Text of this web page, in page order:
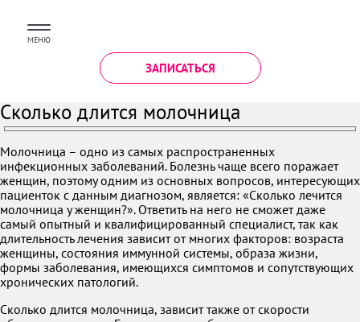
МЕНЮ
ЗАПИСАТЬСЯ
Сколько длится молочница
Молочница – одно из самых распространенных
инфекционных заболеваний. Болезнь чаще всего поражает
женщин, поэтому одним из основных вопросов, интересующих
пациенток с данным диагнозом, является: «Сколько лечится
молочница у женщин?». Ответить на него не сможет даже
самый опытный и квалифицированный специалист, так как
длительность лечения зависит от многих факторов: возраста
женщины, состояния иммунной системы, образа жизни,
формы заболевания, имеющихся симптомов и сопутствующих
хронических патологий.
Сколько длится молочница, зависит также от скорости